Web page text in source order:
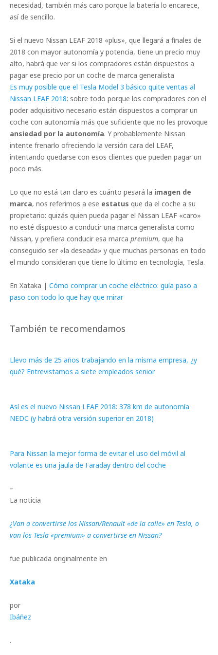
necesidad, también más caro porque la batería lo encarece,
así de sencillo.
Si el nuevo Nissan LEAF 2018 «plus», que llegará a finales de
2018 con mayor autonomía y potencia, tiene un precio muy
alto, habrá que ver si los compradores están dispuestos a
pagar ese precio por un coche de marca generalista
Es muy posible que el Tesla Model 3 básico quite ventas al
Nissan LEAF 2018: sobre todo porque los compradores con el
poder adquisitivo necesario están dispuestos a comprar un
coche con autonomía más que suficiente que no les provoque
ansiedad por la autonomía. Y probablemente Nissan
intente frenarlo ofreciendo la versión cara del LEAF,
intentando quedarse con esos clientes que pueden pagar un
poco más.
Lo que no está tan claro es cuánto pesará la imagen de
marca, nos referimos a ese estatus que da el coche a su
propietario: quizás quien pueda pagar el Nissan LEAF «caro»
no esté dispuesto a conducir una marca generalista como
Nissan, y prefiera conducir esa marca premium, que ha
conseguido ser «la deseada» y que muchas personas en todo
el mundo consideran que tiene lo último en tecnología, Tesla.
En Xataka | Cómo comprar un coche eléctrico: guía paso a
paso con todo lo que hay que mirar
También te recomendamos
Llevo más de 25 años trabajando en la misma empresa, ¿y
qué? Entrevistamos a siete empleados senior
Así es el nuevo Nissan LEAF 2018: 378 km de autonomía
NEDC (y habrá otra versión superior en 2018)
Para Nissan la mejor forma de evitar el uso del móvil al
volante es una jaula de Faraday dentro del coche
–
La noticia
¿Van a convertirse los Nissan/Renault «de la calle» en Tesla, o
van los Tesla «premium» a convertirse en Nissan?
fue publicada originalmente en
Xataka
por
Ibáñez
.